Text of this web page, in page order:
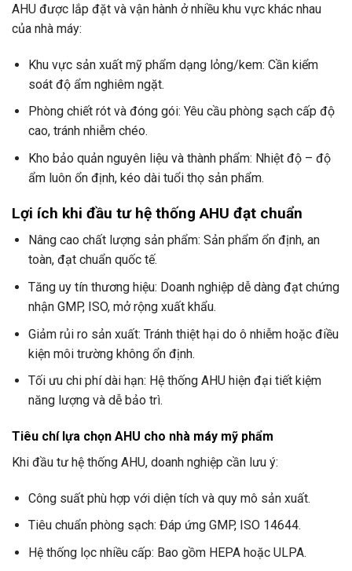
AHU được lắp đặt và vận hành ở nhiều khu vực khác nhau
của nhà máy:
Khu vực sản xuất mỹ phẩm dạng lỏng/kem: Cần kiểm
soát độ ẩm nghiêm ngặt.
Phòng chiết rót và đóng gói: Yêu cầu phòng sạch cấp độ
cao, tránh nhiễm chéo.
Kho bảo quản nguyên liệu và thành phẩm: Nhiệt độ – độ
ẩm luôn ổn định, kéo dài tuổi thọ sản phẩm.
Lợi ích khi đầu tư hệ thống AHU đạt chuẩn
Nâng cao chất lượng sản phẩm: Sản phẩm ổn định, an
toàn, đạt chuẩn quốc tế.
Tăng uy tín thương hiệu: Doanh nghiệp dễ dàng đạt chứng
nhận GMP, ISO, mở rộng xuất khẩu.
Giảm rủi ro sản xuất: Tránh thiệt hại do ô nhiễm hoặc điều
kiện môi trường không ổn định.
Tối ưu chi phí dài hạn: Hệ thống AHU hiện đại tiết kiệm
năng lượng và dễ bảo trì.
Tiêu chí lựa chọn AHU cho nhà máy mỹ phẩm
Khi đầu tư hệ thống AHU, doanh nghiệp cần lưu ý:
Công suất phù hợp với diện tích và quy mô sản xuất.
Tiêu chuẩn phòng sạch: Đáp ứng GMP, ISO 14644.
Hệ thống lọc nhiều cấp: Bao gồm HEPA hoặc ULPA.